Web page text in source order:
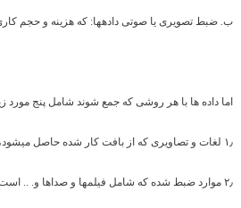
ب. ضبط تصویری یا صوتی داده­ها: که هزینه و حجم
اما داده ها با هر روشی که جمع شوند شامل پنج مورد
۱٫ لغات و تصاویری که از بافت کار شده حاصل می­شود،
۲٫ موارد ضبط شده که شامل فیلم­ها و صداها و. .. است،